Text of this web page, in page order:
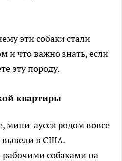
эти собаки стали
и что важно знать, если
эту породу.
квартиры
мини-аусси родом вовсе
вывели в США.
собаками на